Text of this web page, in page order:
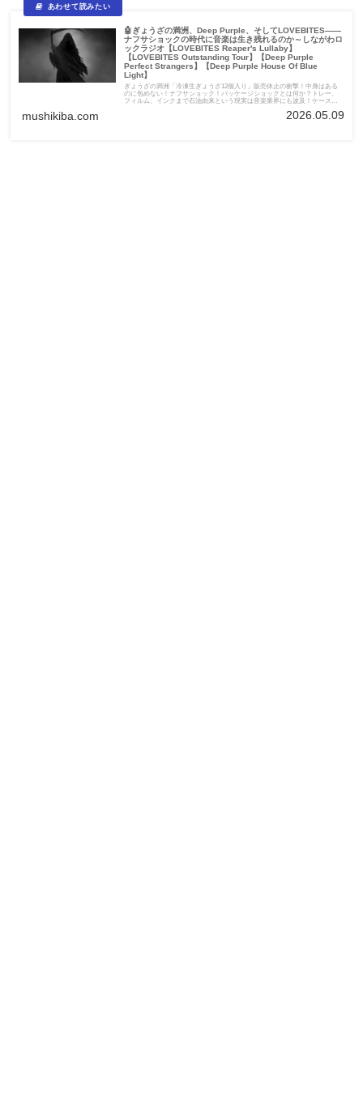
🤖ぎょうざの満洲、Deep Purple、そしてLOVEBITES――
ナフサショックの時代に音楽は生き残れるのか～しながわロ
ックラジオ【LOVEBITES Reaper's Lullaby】
【LOVEBITES Outstanding Tour】【Deep Purple
Perfect Strangers】【Deep Purple House Of Blue
Light】
ぎょうざの満洲「冷凍生ぎょうざ12個入り」販売休止の衝撃！中身はある
のに包めない！ナフサショック！パッケージショックとは何か？トレー、
フィルム、インクまで石油由来という現実は音楽業界にも波及！ケースも
として生き残れるのか？Deep PurpleのCD価格、紙ジャケ、音楽業界、そし
mushikiba.com 2026.05.09